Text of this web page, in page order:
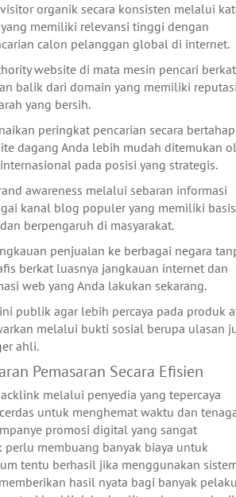
organik secara konsisten melalui
memiliki relevansi tinggi dengan
calon pelanggan global di internet.
website di mata mesin pencari berkat
balik dari domain yang memiliki
yang bersih.
peringkat pencarian secara bertahap
dagang Anda lebih mudah ditemukan
pada posisi yang strategis.
awareness melalui sebaran informasi
kanal blog populer yang memiliki basis
berpengaruh di masyarakat.
penjualan ke berbagai negara
berkat luasnya jangkauan internet dan
web yang Anda lakukan sekarang.
publik agar lebih percaya pada produk
melalui bukti sosial berupa ulasan
ahli.
Pemasaran Secara Efisien
melalui penyedia yang tepercaya
untuk menghemat waktu dan
promosi digital yang sangat
perlu membuang banyak biaya untuk
tentu berhasil jika menggunakan
hasil nyata bagi banyak